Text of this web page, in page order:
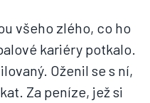
všeho zlého, co ho
kariéry potkalo.
Oženil se s ní,
Za peníze, jež si